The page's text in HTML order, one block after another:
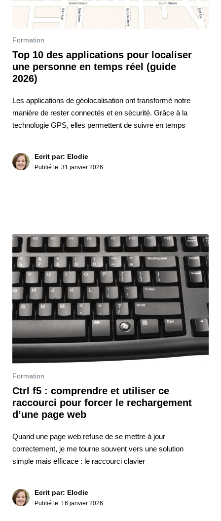
Formation
Top 10 des applications pour localiser
une personne en temps réel (guide
2026)
Les applications de géolocalisation ont transformé notre
manière de rester connectés et en sécurité. Grâce à la
technologie GPS, elles permettent de suivre en temps
Ecrit par: Elodie
Publié le: 31 janvier 2026
Formation
Ctrl f5 : comprendre et utiliser ce
raccourci pour forcer le rechargement
d’une page web
Quand une page web refuse de se mettre à jour
correctement, je me tourne souvent vers une solution
simple mais efficace : le raccourci clavier
Ecrit par: Elodie
Publié le: 16 janvier 2026